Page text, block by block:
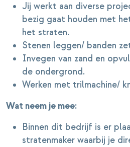
Jij werkt aan diverse
bezig gaat houden met
het straten.
Stenen leggen/ banden
Invegen van zand en
de ondergrond.
Werken met trilmachine/
Wat neem je mee:
Binnen dit bedrijf is er
stratenmaker waarbij je